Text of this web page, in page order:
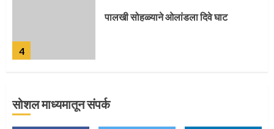
5
पुणेकरांकडून पालख्यांचे उत्साही स्वागत
मुख्यमंत्र्यांच्या हस्ते विठ्ठलाची महापूजा
सोशल माध्यमातून संपर्क